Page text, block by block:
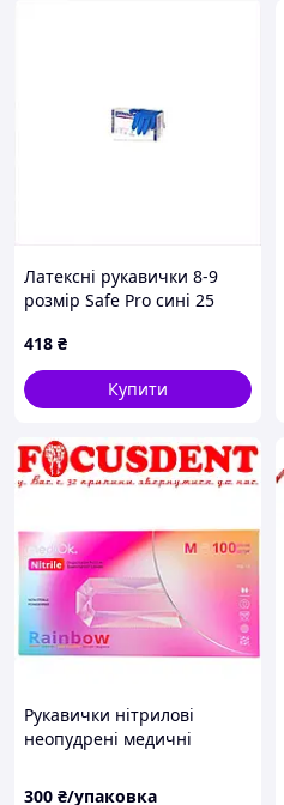
Латексні рукавички 8-9
розмір Safe Pro сині 25
418 ₴
Купити
Рукавички нітрилові
неопудрені медичні
кольорів M 100 шт
300 ₴/упаковка